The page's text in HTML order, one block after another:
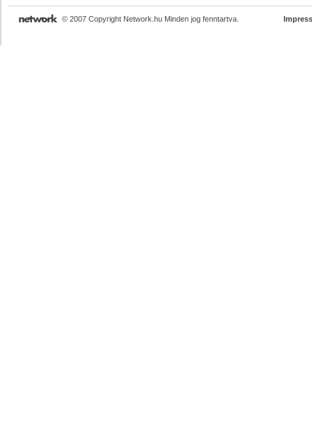
© 2007 Copyright Network.hu Minden jog fenntartva.